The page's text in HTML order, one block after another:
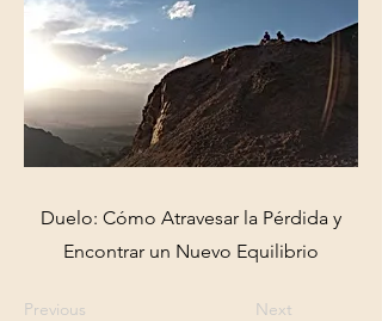
Duelo: Cómo Atravesar la Pérdida y
Encontrar un Nuevo Equilibrio
Previous Next